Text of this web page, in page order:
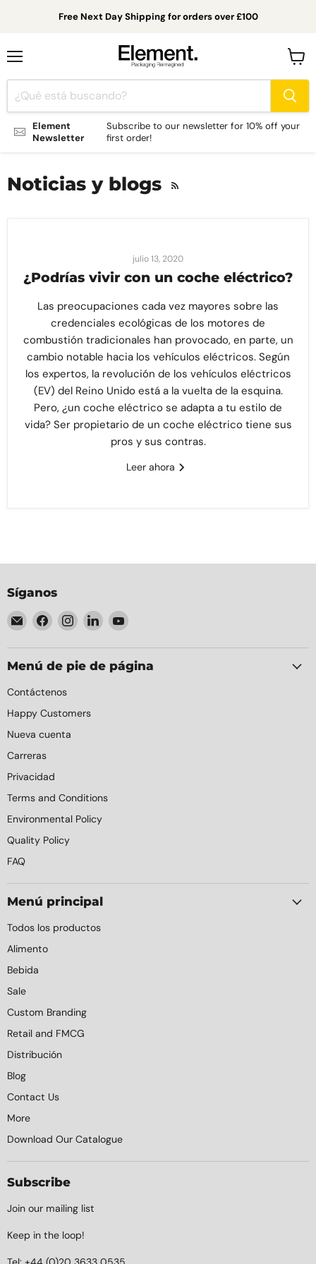
Free Next Day Shipping for orders over £100
Element
Newsletter
Subscribe to our newsletter for 10% off your
first order!
Noticias y blogs
julio 13, 2020
¿Podrías vivir con un coche eléctrico?
Las preocupaciones cada vez mayores sobre las
credenciales ecológicas de los motores de
combustión tradicionales han provocado, en parte, un
cambio notable hacia los vehículos eléctricos. Según
los expertos, la revolución de los vehículos eléctricos
(EV) del Reino Unido está a la vuelta de la esquina.
Pero, ¿un coche eléctrico se adapta a tu estilo de
vida? Ser propietario de un coche eléctrico tiene sus
pros y sus contras.
Leer ahora
Síganos
Encuéntrenos
Correo
electrónico
Encuéntrenos
Facebook
Encuéntrenos
Instagram
Encuéntrenos
LinkedIn
Encuéntrenos
YouTube
Menú de pie de página
Contáctenos
Happy Customers
Nueva cuenta
Carreras
Privacidad
Terms and Conditions
Environmental Policy
Quality Policy
FAQ
Menú principal
Todos los productos
Alimento
Bebida
Sale
Custom Branding
Retail and FMCG
Distribución
Blog
Contact Us
More
Download Our Catalogue
Subscribe
Join our mailing list
Keep in the loop!